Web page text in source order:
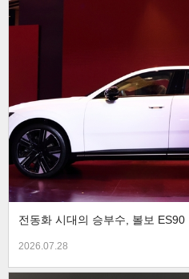
전동화 시대의 승부수, 볼보 ES90
2026.07.28